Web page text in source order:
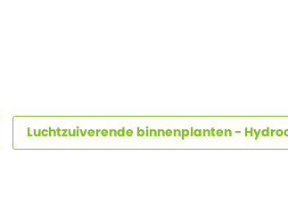
Luchtzuiverende binnenplanten -